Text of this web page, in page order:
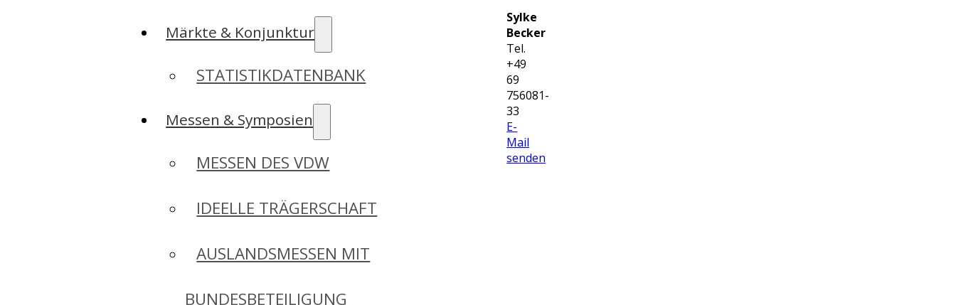
Märkte & Konjunktur
STATISTIKDATENBANK
Messen & Symposien
MESSEN DES VDW
IDEELLE TRÄGERSCHAFT
AUSLANDSMESSEN MIT
BUNDESBETEILIGUNG
Sylke
Becker
Tel.
+49
69
756081-
33
E-
Mail
senden